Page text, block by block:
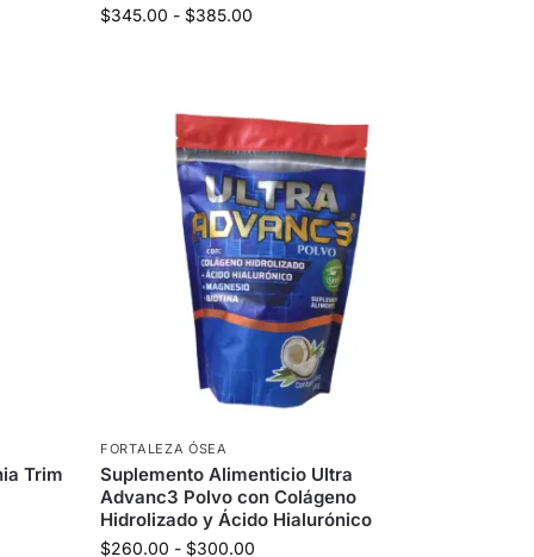
$345.00 - $385.00
Trim
FORTALEZA ÓSEA
Suplemento Alimenticio Ultra
Advanc3 Polvo con Colágeno
Hidrolizado y Ácido Hialurónico
$260.00 - $300.00